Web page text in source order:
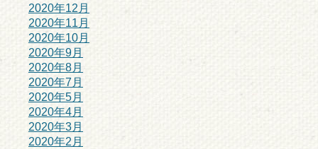
2020年12月
2020年11月
2020年10月
2020年9月
2020年8月
2020年7月
2020年5月
2020年4月
2020年3月
2020年2月